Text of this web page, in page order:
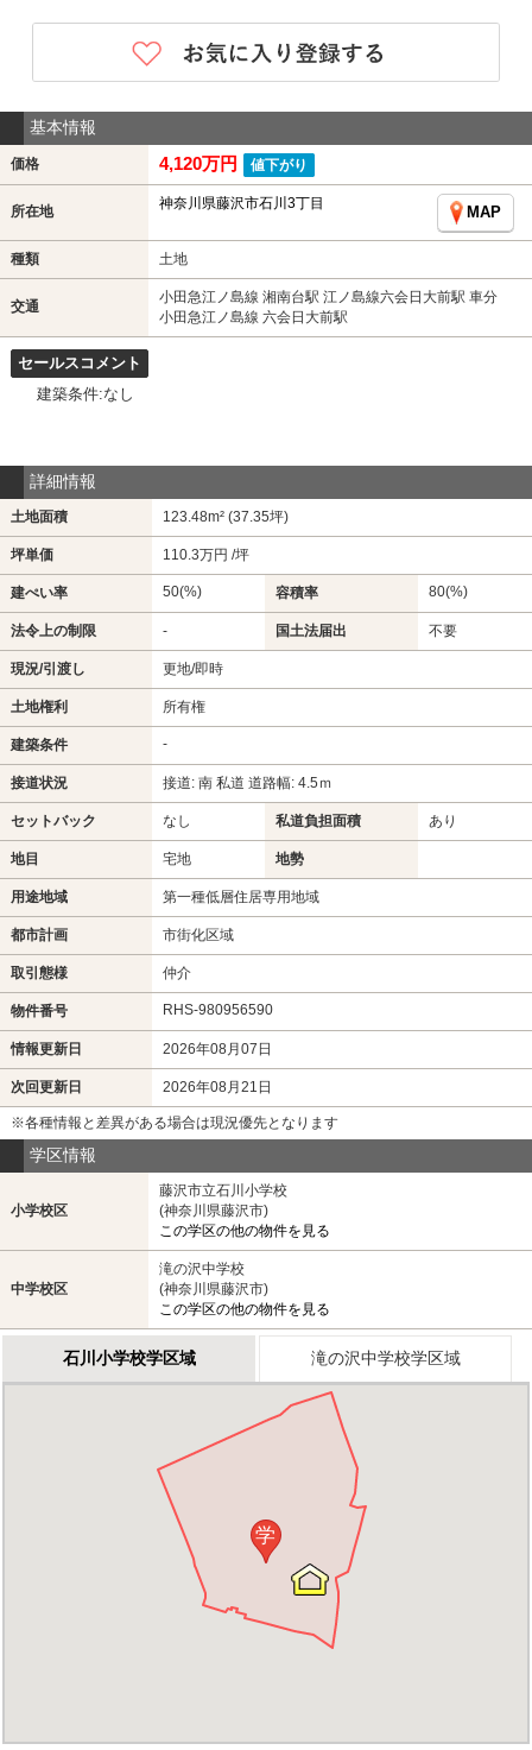
基本情報
価格 4,120万円 値下がり
所在地 神奈川県藤沢市石川3丁目
MAP
種類 土地
交通
小田急江ノ島線 湘南台駅 江ノ島線六会日大前駅 車分
小田急江ノ島線 六会日大前駅
セールスコメント
建築条件:なし
詳細情報
土地面積 123.48m² (37.35坪)
坪単価 110.3万円 /坪
建ぺい率 50(%) 容積率 80(%)
法令上の制限 - 国土法届出 不要
現況/引渡し 更地/即時
土地権利 所有権
建築条件 -
接道状況 接道: 南 私道 道路幅: 4.5ｍ
セットバック なし 私道負担面積 あり
地目 宅地 地勢
用途地域 第一種低層住居専用地域
都市計画 市街化区域
取引態様 仲介
物件番号 RHS-980956590
情報更新日 2026年08月07日
次回更新日 2026年08月21日
※各種情報と差異がある場合は現況優先となります
学区情報
小学校区
藤沢市立石川小学校
(神奈川県藤沢市)
この学区の他の物件を見る
中学校区
滝の沢中学校
(神奈川県藤沢市)
この学区の他の物件を見る
石川小学校学区域 滝の沢中学校学区域
学